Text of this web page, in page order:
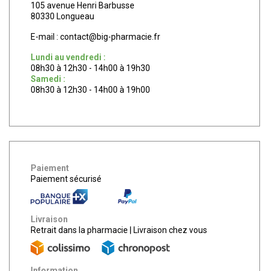
105 avenue Henri Barbusse
80330 Longueau
E-mail : contact@big-pharmacie.fr
Lundi au vendredi :
08h30 à 12h30 - 14h00 à 19h30
Samedi :
08h30 à 12h30 - 14h00 à 19h00
Paiement
Paiement sécurisé
Livraison
Retrait dans la pharmacie
Livraison chez vous